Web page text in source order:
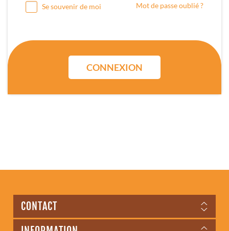
Se souvenir de moi Mot de passe oublié ?
CONNEXION
CONTACT